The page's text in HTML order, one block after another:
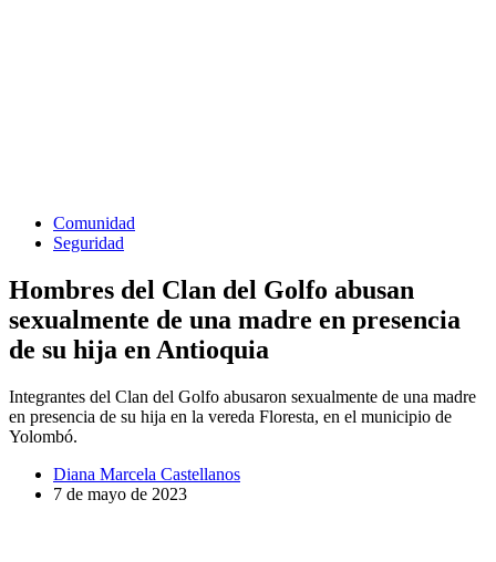
Comunidad
Seguridad
Hombres del Clan del Golfo abusan
sexualmente de una madre en presencia
de su hija en Antioquia
Integrantes del Clan del Golfo abusaron sexualmente de una madre
en presencia de su hija en la vereda Floresta, en el municipio de
Yolombó.
Diana Marcela Castellanos
7 de mayo de 2023